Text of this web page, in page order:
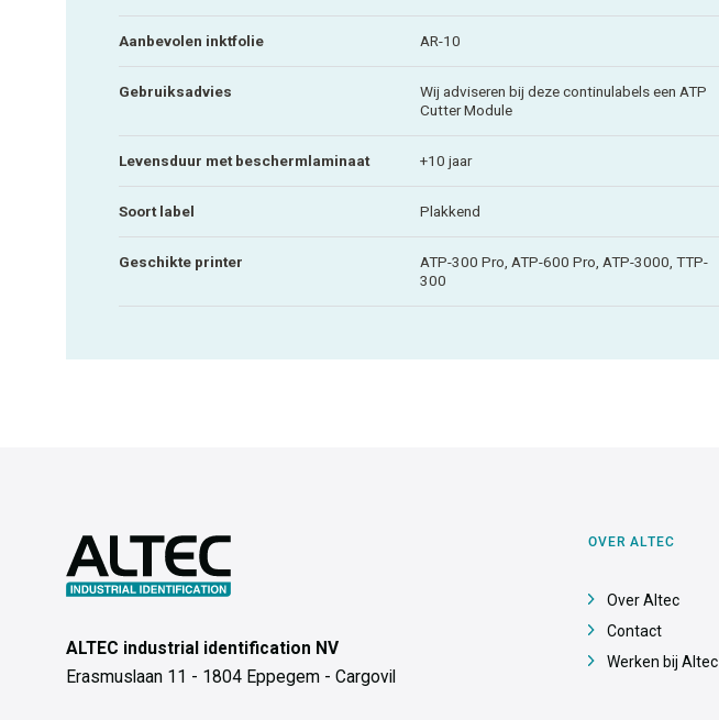
Aanbevolen inktfolie AR-10
Gebruiksadvies
Wij adviseren bij deze continulabels een ATP
Cutter Module
Levensduur met beschermlaminaat +10 jaar
Soort label Plakkend
Geschikte printer
ATP-300 Pro, ATP-600 Pro, ATP-3000, TTP-
300
ALTEC industrial identification NV
Erasmuslaan 11 - 1804 Eppegem - Cargovil
OVER ALTEC
Over Altec
Contact
Werken bij Altec